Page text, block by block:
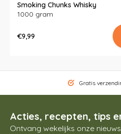
Smoking Chunks Whisky
1000 gram
€9,99
Gratis
Acties, recepten, tips
Ontvang wekelijks onze